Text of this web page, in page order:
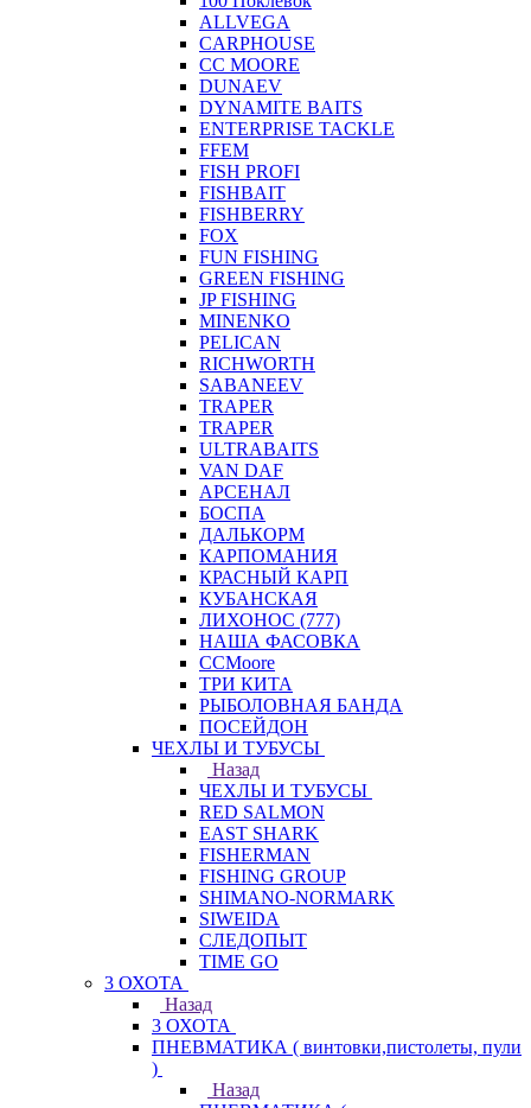
ALLVEGA
CARPHOUSE
CC MOORE
DUNAEV
DYNAMITE BAITS
ENTERPRISE TACKLE
FFEM
FISH PROFI
FISHBAIT
FISHBERRY
FOX
FUN FISHING
GREEN FISHING
JP FISHING
MINENKO
PELICAN
RICHWORTH
SABANEEV
TRAPER
TRAPER
ULTRABAITS
VAN DAF
АРСЕНАЛ
БОСПА
ДАЛЬКОРМ
КАРПОМАНИЯ
КРАСНЫЙ КАРП
КУБАНСКАЯ
ЛИХОНОС (777)
НАША ФАСОВКА
СCMoore
ТРИ КИТА
РЫБОЛОВНАЯ БАНДА
ПОСЕЙДОН
ЧЕХЛЫ И ТУБУСЫ
Назад
ЧЕХЛЫ И ТУБУСЫ
RED SALMON
EAST SHARK
FISHERMAN
FISHING GROUP
SHIMANO-NORMARK
SIWEIDA
СЛЕДОПЫТ
TIME GO
3 ОХОТА
Назад
3 ОХОТА
ПНЕВМАТИКА ( винтовки,пистолеты, пули
)
Назад